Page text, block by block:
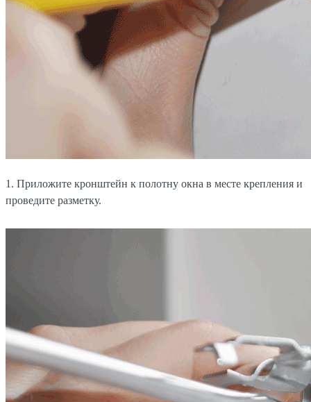
1. Приложите кронштейн к полотну окна в месте крепления и
проведите разметку.